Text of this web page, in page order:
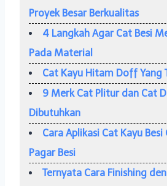
Proyek Besar Berkualitas
4 Langkah Agar Cat Besi
Pada Material
Cat Kayu Hitam Doff Yang
9 Merk Cat Plitur dan Cat
Dibutuhkan
Cara Aplikasi Cat Kayu
Pagar Besi
Ternyata Cara Finishing